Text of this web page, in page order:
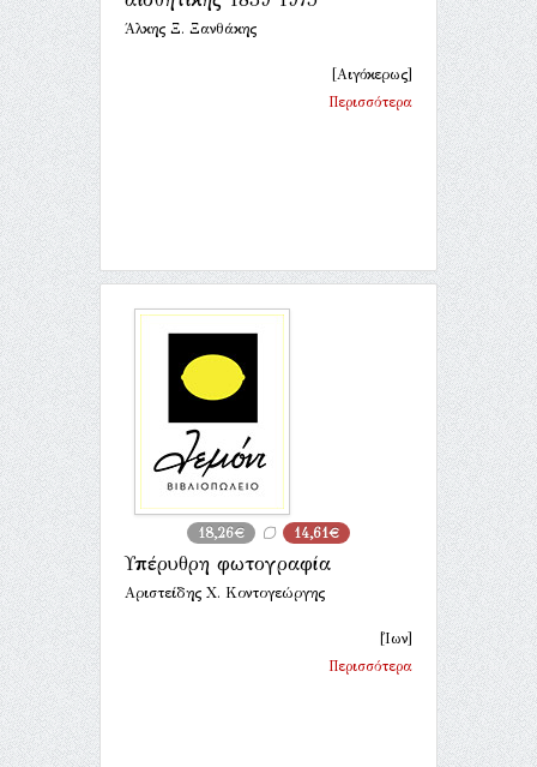
Άλκης Ξ. Ξανθάκης
[Αιγόκερως]
Περισσότερα
18,26€ 14,61€
Υπέρυθρη φωτογραφία
Αριστείδης Χ. Κοντογεώργης
[Ίων]
Περισσότερα